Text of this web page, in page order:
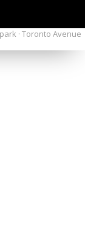
· Toronto Avenue